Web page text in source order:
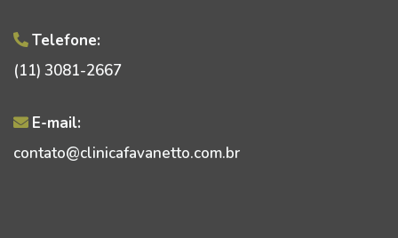
Telefone:
(11) 3081-2667
E-mail:
contato@clinicafavanetto.com.br